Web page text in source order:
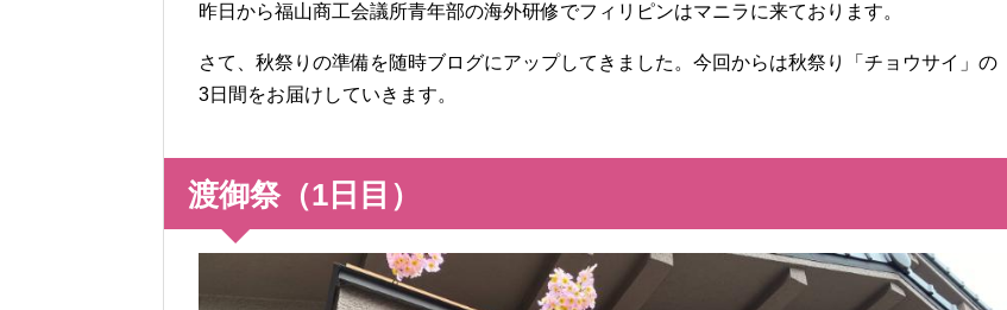
昨日から福山商工会議所青年部の海外研修でフィリピンはマニラに来ております。
さて、秋祭りの準備を随時ブログにアップしてきました。今回からは秋祭り「チョウサイ」の
3日間をお届けしていきます。
渡御祭（1日目）